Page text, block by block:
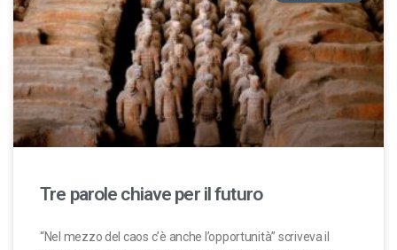
Tre parole chiave per il futuro
“Nel mezzo del caos c’è anche l’opportunità” scriveva il